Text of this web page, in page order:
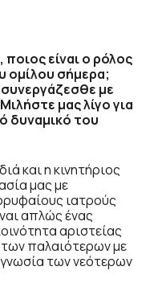
ποιος είναι ο ρόλος
ομίλου σήμερα;
με
μας λίγο για
δυναμικό του
και η κινητήριος
μας με
ιατρούς
απλώς ένας
αριστείας
παλαιότερων με
των νεότερων